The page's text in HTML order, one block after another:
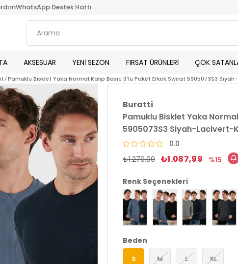
WhatsApp Destek Hattı
AKSESUAR YENİ SEZON FIRSAT ÜRÜNLERİ ÇOK
Pamuklu Bisklet Yaka Normal Kalıp Basic 3'lü Paket Erkek Sweat 5905073S3
Buratti
Pamuklu Bisklet Yaka
5905073S3 Siyah-Lacivert-
0.0
₺1.279,99 ₺1.087,99 15
Renk Seçenekleri
Beden
S M L XL